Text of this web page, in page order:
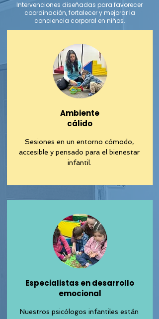
Intervenciones diseñadas para favorecer
coordinación, fortalecer y mejorar la
conciencia corporal en niños.
Ambiente
cálido
Sesiones en un entorno cómodo,
accesible y pensado para el bienestar
infantil.
Especialistas en desarrollo
emocional
Nuestros psicólogos infantiles están